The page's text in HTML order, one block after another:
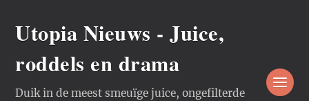
Utopia Nieuws - Juice,
roddels en drama
Duik in de meest smeuïge juice, ongefilterde